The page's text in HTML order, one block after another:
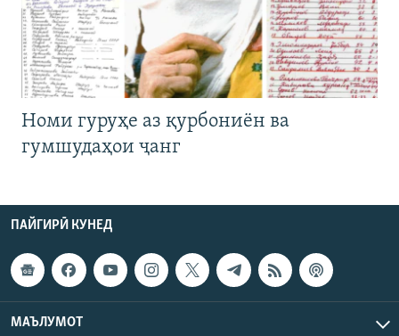
Номи гуруҳе аз қурбониён ва
гумшудаҳои ҷанг
ПАЙГИРӢ КУНЕД
МАЪЛУМОТ